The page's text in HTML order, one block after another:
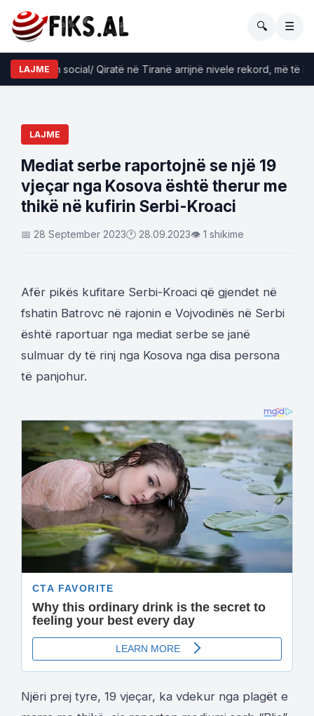
🔍 ☰
LAJME
problem social/ Qiratë në Tiranë arrijnë nivele rekord, më të
LAJME
Mediat serbe raportojnë se një 19
vjeçar nga Kosova është therur me
thikë në kufirin Serbi-Kroaci
📅 28 September 2023🕐 28.09.2023👁 1 shikime
Afër pikës kufitare Serbi-Kroaci që gjendet në
fshatin Batrovc në rajonin e Vojvodinës në Serbi
është raportuar nga mediat serbe se janë
sulmuar dy të rinj nga Kosova nga disa persona
të panjohur.
Njëri prej tyre, 19 vjeçar, ka vdekur nga plagët e